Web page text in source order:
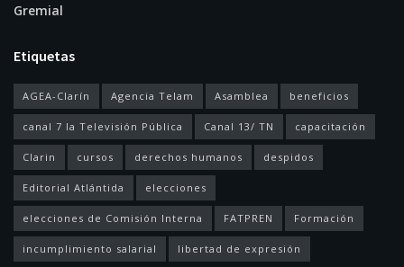
Gremial
Etiquetas
AGEA-Clarín Agencia Telam Asamblea beneficios
canal 7 la Televisión Pública Canal 13/ TN capacitación
Clarin cursos derechos humanos despidos
Editorial Atlántida elecciones
elecciones de Comisión Interna FATPREN Formación
incumplimiento salarial libertad de expresión